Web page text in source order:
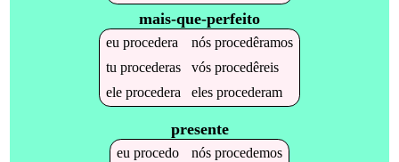
mais-que-perfeito
eu procedera nós procedêramos
tu procederas vós procedêreis
ele procedera eles procederam
presente
eu procedo nós procedemos